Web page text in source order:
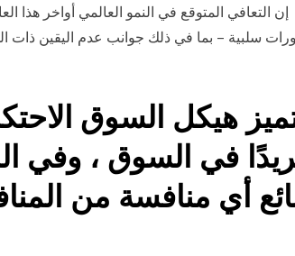
إن التعافي المتوقع في النمو العالمي أواخر
سلبية – بما في ذلك جوانب عدم اليقين ذات
هيكل السوق
في السوق ، وفي
أي منافسة من